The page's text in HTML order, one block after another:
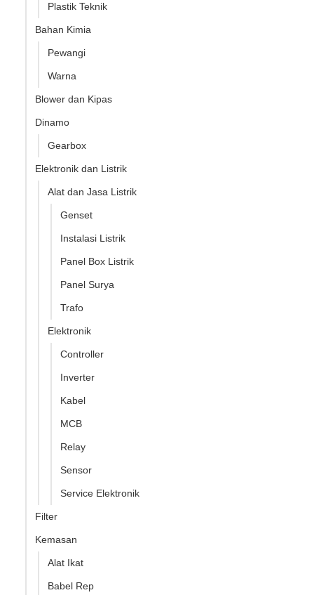
Plastik Teknik
Bahan Kimia
Pewangi
Warna
Blower dan Kipas
Dinamo
Gearbox
Elektronik dan Listrik
Alat dan Jasa Listrik
Genset
Instalasi Listrik
Panel Box Listrik
Panel Surya
Trafo
Elektronik
Controller
Inverter
Kabel
MCB
Relay
Sensor
Service Elektronik
Filter
Kemasan
Alat Ikat
Babel Rep